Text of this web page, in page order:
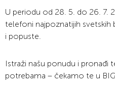
U periodu od 28. 5. do 26. 7.
telefoni najpoznatijih
i popuste.
Istraži našu ponudu i
potrebama – čekamo te u